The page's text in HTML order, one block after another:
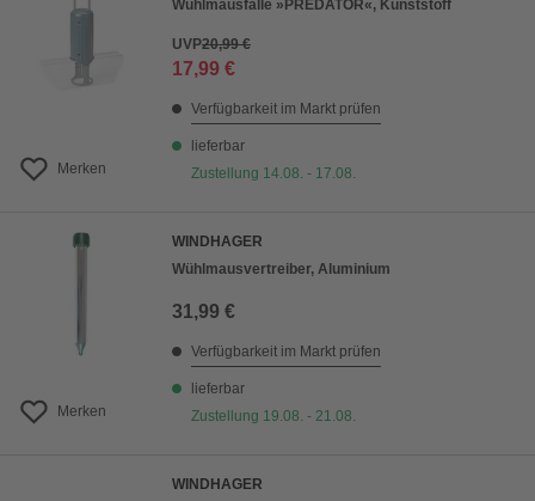
Preis absteigend
Bewertung
Merken
Wühlmausfalle »PREDATOR«, Kunststoff
UVP20,99 €
17,99 €
Verfügbarkeit im Markt prüfen
lieferbar
Zustellung 14.08. - 17.08.
Merken
WINDHAGER
Wühlmausvertreiber, Aluminium
31,99 €
Verfügbarkeit im Markt prüfen
lieferbar
Zustellung 19.08. - 21.08.
WINDHAGER